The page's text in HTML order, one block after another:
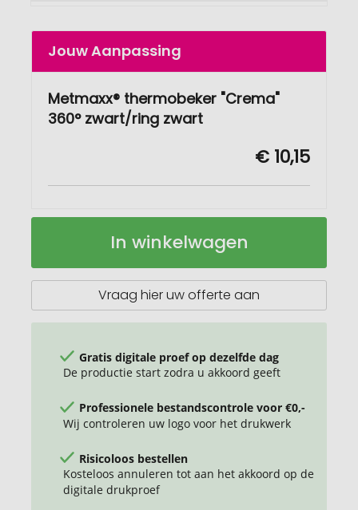
Jouw Aanpassing
Metmaxx® thermobeker "Crema"
360° zwart/ring zwart
€ 10,15
Metmaxx®
360°
Op
In winkelwagen
Vraag hier uw offerte aan
Gratis digitale proef op dezelfde dag
De productie start zodra u akkoord geeft
Professionele bestandscontrole voor €0,-
Wij controleren uw logo voor het drukwerk
Risicoloos bestellen
Kosteloos annuleren tot aan het akkoord op de
digitale drukproef